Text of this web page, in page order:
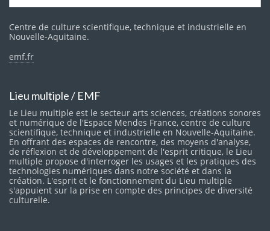
Centre de culture scientifique, technique et industrielle en
Nouvelle-Aquitaine.
emf.fr
Lieu multiple / EMF
Le Lieu multiple est le secteur arts sciences, créations sonores
et numérique de l'Espace Mendes France, centre de culture
scientifique, technique et industrielle en Nouvelle-Aquitaine.
En offrant des espaces de rencontre, des moyens d'analyse,
de réflexion et de développement de l'esprit critique, le Lieu
multiple propose d'interroger les usages et les pratiques des
technologies numériques dans notre société et dans la
création. L'esprit et le fonctionnement du Lieu multiple
s'appuient sur la prise en compte des principes de diversité
culturelle.